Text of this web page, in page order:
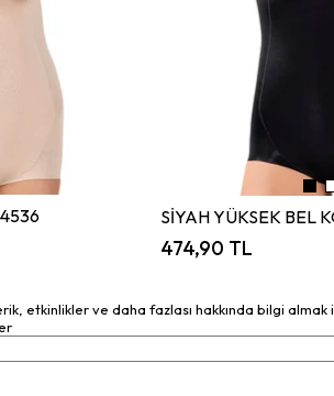
SİYAH YÜKSEK BEL
474,90 TL
etkinlikler ve daha fazlası hakkında bilgi almak